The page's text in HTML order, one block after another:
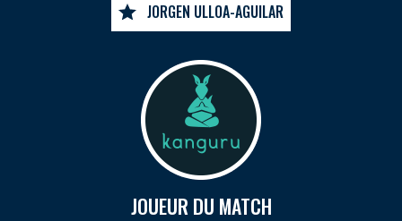
JORGEN ULLOA-AGUILAR
JOUEUR DU MATCH